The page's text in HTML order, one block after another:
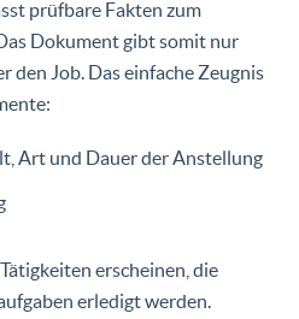
prüfbare Fakten zum
Dokument gibt somit nur
den Job. Das einfache Zeugnis
Art und Dauer der Anstellung
erscheinen, die
erledigt werden.